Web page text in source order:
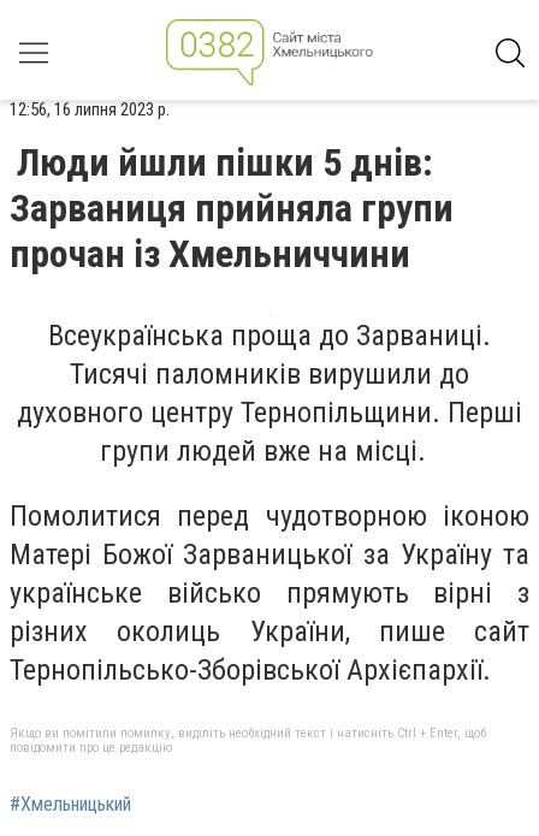
12:56, 16 липня 2023 р.
Люди йшли пішки 5 днів:
Зарваниця прийняла групи
прочан із Хмельниччини
Всеукраїнська проща до Зарваниці.
Тисячі паломників вирушили до
духовного центру Тернопільщини. Перші
групи людей вже на місці.
Помолитися перед чудотворною іконою
Матері Божої Зарваницької за Україну та
українське військо прямують вірні з
різних околиць України, пише сайт
Тернопільсько-Зборівської Архієпархії.
Якщо ви помітили помилку, виділіть необхідний текст і натисніть Ctrl + Enter, щоб
повідомити про це редакцію
#Хмельницький